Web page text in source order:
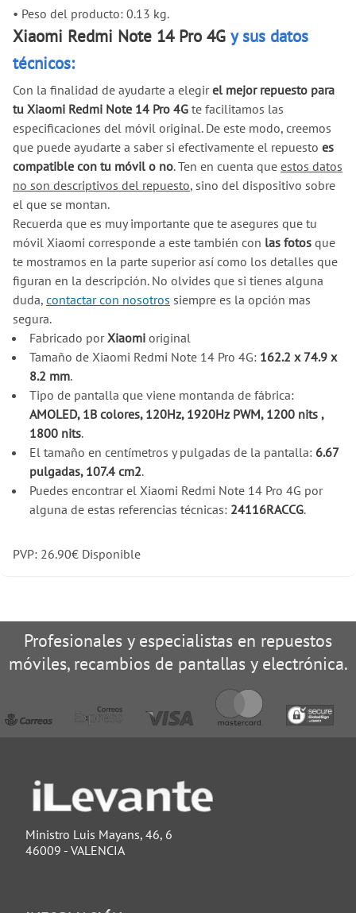
• Peso del producto: 0.13 kg.
Xiaomi Redmi Note 14 Pro 4G y sus datos
técnicos:
Con la finalidad de ayudarte a elegirel mejor repuesto para
tu Xiaomi Redmi Note 14 Pro 4G te facilitamos las
especificaciones del móvil original. De este modo, creemos
que puede ayudarte a saber si efectivamente el repuesto es
compatible con tu móvil o no. Ten en cuenta que estos datos
no son descriptivos del repuesto, sino del dispositivo sobre
el que se montan.
Recuerda que es muy importante que te asegures que tu
móvil Xiaomi corresponde a este también con las fotos que
te mostramos en la parte superior así como los detalles que
figuran en la descripción. No olvides que si tienes alguna
duda, contactar con nosotros siempre es la opción mas
segura.
Fabricado porXiaomioriginal
Tamaño de Xiaomi Redmi Note 14 Pro 4G: 162.2 x 74.9 x
8.2 mm.
Tipo de pantalla que viene montanda de fábrica:
AMOLED, 1B colores, 120Hz, 1920Hz PWM, 1200 nits ,
1800 nits.
El tamaño en centímetros y pulgadas de la pantalla: 6.67
pulgadas, 107.4 cm2.
Puedes encontrar el Xiaomi Redmi Note 14 Pro 4G por
alguna de estas referencias técnicas: 24116RACCG.
PVP: 26.90€ Disponible
Profesionales y especialistas en repuestos
móviles, recambios de pantallas y electrónica.
Ministro Luis Mayans, 46, 6
46009 - VALENCIA